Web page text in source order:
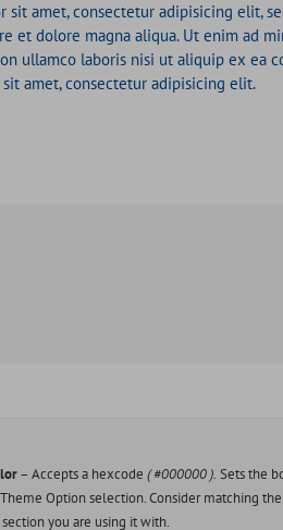
sit amet, consectetur adipisicing elit,
et dolore magna aliqua. Ut enim ad
ullamco laboris nisi ut aliquip ex ea
amet, consectetur adipisicing elit.
– Accepts a hexcode( #000000 ). Sets the
Option selection. Consider matching
you are using it with.